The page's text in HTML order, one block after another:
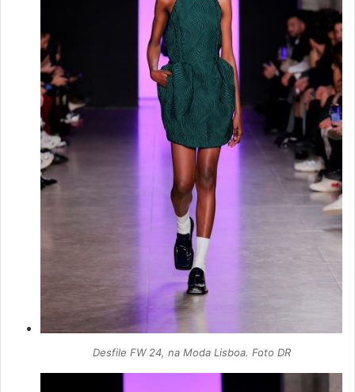
Desfile FW 24, na Moda Lisboa. Foto DR